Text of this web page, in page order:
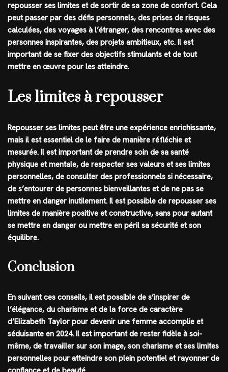
repousser ses limites et de sortir de sa zone de confort. Cela
peut passer par des défis personnels, des prises de risques
calculées, des voyages à l’étranger, des rencontres avec des
personnes inspirantes, des projets ambitieux, etc. Il est
important de se fixer des objectifs stimulants et de tout
mettre en œuvre pour les atteindre.
Les limites à repousser
Repousser ses limites peut être une expérience enrichissante,
mais il est essentiel de le faire de manière réfléchie et
mesurée. Il est important de prendre soin de sa santé
physique et mentale, de respecter ses valeurs et ses limites
personnelles, de consulter des professionnels si nécessaire,
de s’entourer de personnes bienveillantes et de ne pas se
mettre en danger inutilement. Il est possible de repousser ses
limites de manière positive et constructive, sans pour autant
se mettre en danger ou mettre en péril sa sécurité et son
équilibre.
Conclusion
En suivant ces conseils, il est possible de s’inspirer de
l’élégance, du charisme et de la force de caractère
d’Elizabeth Taylor pour devenir une femme accomplie et
séduisante en 2024. Il est important de rester fidèle à soi-
même, de travailler sur son image, son charisme et ses limites
personnelles pour atteindre son plein potentiel et rayonner de